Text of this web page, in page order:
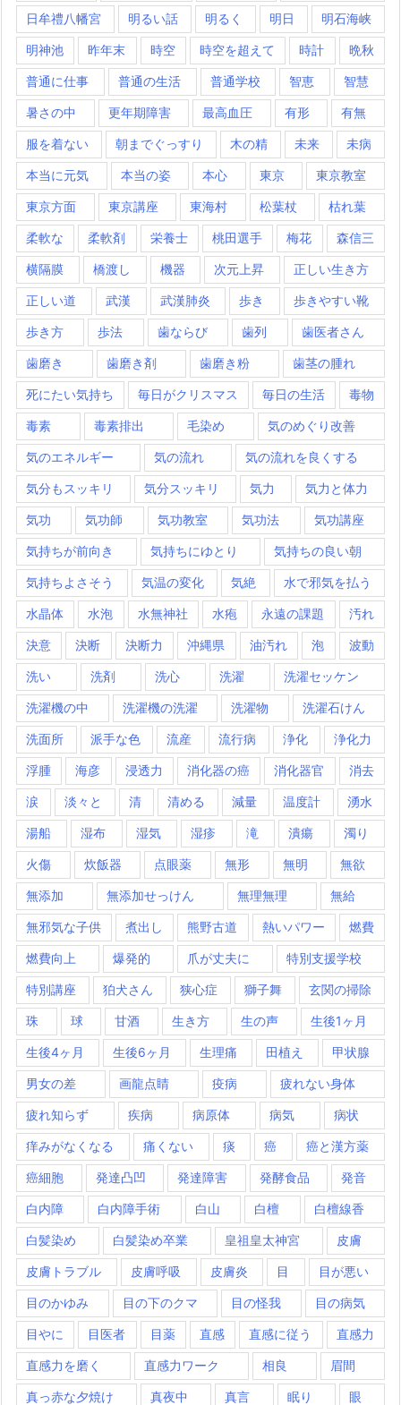
日牟禮八幡宮 明るい話 明るく 明日 明石海峡
明神池 昨年末 時空 時空を超えて 時計 晩秋
普通に仕事 普通の生活 普通学校 智恵 智慧
暑さの中 更年期障害 最高血圧 有形 有無
服を着ない 朝までぐっすり 木の精 未来 未病
本当に元気 本当の姿 本心 東京 東京教室
東京方面 東京講座 東海村 松葉杖 枯れ葉
柔軟な 柔軟剤 栄養士 桃田選手 梅花 森信三
横隔膜 橋渡し 機器 次元上昇 正しい生き方
正しい道 武漢 武漢肺炎 歩き 歩きやすい靴
歩き方 歩法 歯ならび 歯列 歯医者さん
歯磨き 歯磨き剤 歯磨き粉 歯茎の腫れ
死にたい気持ち 毎日がクリスマス 毎日の生活 毒物
毒素 毒素排出 毛染め 気のめぐり改善
気のエネルギー 気の流れ 気の流れを良くする
気分もスッキリ 気分スッキリ 気力 気力と体力
気功 気功師 気功教室 気功法 気功講座
気持ちが前向き 気持ちにゆとり 気持ちの良い朝
気持ちよさそう 気温の変化 気絶 水で邪気を払う
水晶体 水泡 水無神社 水疱 永遠の課題 汚れ
決意 決断 決断力 沖縄県 油汚れ 泡 波動
洗い 洗剤 洗心 洗濯 洗濯セッケン
洗濯機の中 洗濯機の洗濯 洗濯物 洗濯石けん
洗面所 派手な色 流産 流行病 浄化 浄化力
浮腫 海彦 浸透力 消化器の癌 消化器官 消去
涙 淡々と 清 清める 減量 温度計 湧水
湯船 湿布 湿気 湿疹 滝 潰瘍 濁り
火傷 炊飯器 点眼薬 無形 無明 無欲
無添加 無添加せっけん 無理無理 無給
無邪気な子供 煮出し 熊野古道 熱いパワー 燃費
燃費向上 爆発的 爪が丈夫に 特別支援学校
特別講座 狛犬さん 狭心症 獅子舞 玄関の掃除
珠 球 甘酒 生き方 生の声 生後1ヶ月
生後4ヶ月 生後6ヶ月 生理痛 田植え 甲状腺
男女の差 画龍点睛 疫病 疲れない身体
疲れ知らず 疾病 病原体 病気 病状
痒みがなくなる 痛くない 痰 癌 癌と漢方薬
癌細胞 発達凸凹 発達障害 発酵食品 発音
白内障 白内障手術 白山 白檀 白檀線香
白髪染め 白髪染め卒業 皇祖皇太神宮 皮膚
皮膚トラブル 皮膚呼吸 皮膚炎 目 目が悪い
目のかゆみ 目の下のクマ 目の怪我 目の病気
目やに 目医者 目薬 直感 直感に従う 直感力
直感力を磨く 直感力ワーク 相良 眉間
真っ赤な夕焼け 真夜中 真言 眠り 眼